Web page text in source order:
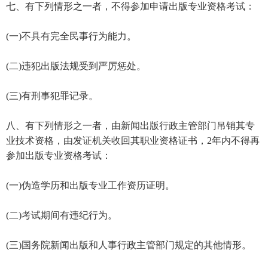
七、有下列情形之一者，不得参加申请出版专业资格考试：
(一)不具有完全民事行为能力。
(二)违犯出版法规受到严厉惩处。
(三)有刑事犯罪记录。
八、有下列情形之一者，由新闻出版行政主管部门吊销其专
业技术资格，由发证机关收回其职业资格证书，2年内不得再
参加出版专业资格考试：
(一)伪造学历和出版专业工作资历证明。
(二)考试期间有违纪行为。
(三)国务院新闻出版和人事行政主管部门规定的其他情形。